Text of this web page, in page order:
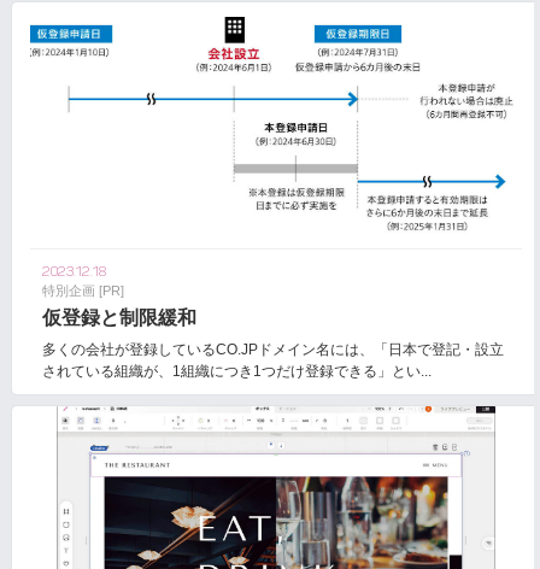
2023.12.18
特別企画 [PR]
仮登録と制限緩和
多くの会社が登録しているCO.JPドメイン名には、「日本で登記・設立
されている組織が、1組織につき1つだけ登録できる」とい...